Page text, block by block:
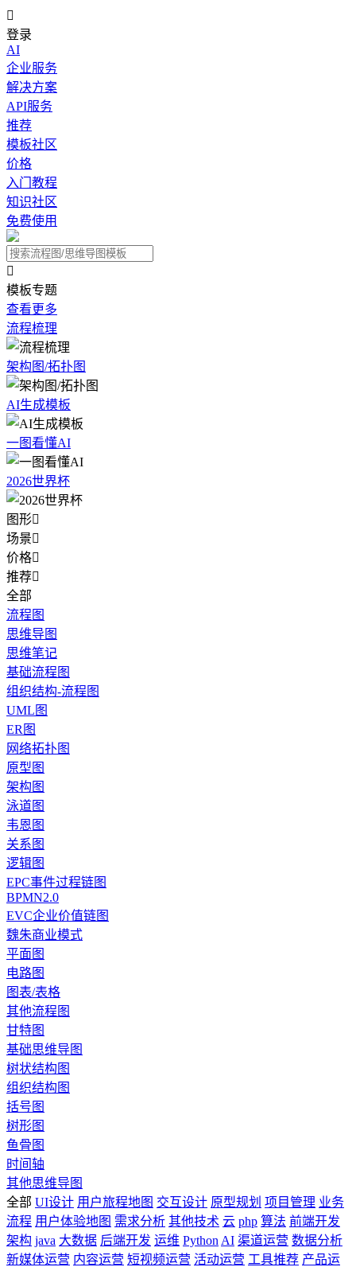

登录
AI
企业服务
解决方案
API服务
推荐
模板社区
价格
入门教程
知识社区
免费使用

模板专题
查看更多
流程梳理
架构图/拓扑图
AI生成模板
一图看懂AI
2026世界杯
图形
场景
价格
推荐
全部
流程图
思维导图
思维笔记
基础流程图
组织结构-流程图
UML图
ER图
网络拓扑图
原型图
架构图
泳道图
韦恩图
关系图
逻辑图
EPC事件过程链图
BPMN2.0
EVC企业价值链图
魏朱商业模式
平面图
电路图
图表/表格
其他流程图
甘特图
基础思维导图
树状结构图
组织结构图
括号图
树形图
鱼骨图
时间轴
其他思维导图
全部 UI设计 用户旅程地图 交互设计 原型规划 项目管理 业务
流程 用户体验地图 需求分析 其他技术 云 php 算法 前端开发
架构 java 大数据 后端开发 运维 Python AI 渠道运营 数据分析
新媒体运营 内容运营 短视频运营 活动运营 工具推荐 产品运